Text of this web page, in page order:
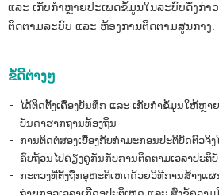
ແລະ ເກັບກໍາຫຼາຍປະເພດຂໍ້ມູນໃນລະບົບດັ່ງກ່າ
ຕິດຕາມລະບົບ ແລະ ຫ້ອງການຕິດຕາມສູນກາງ.
ຂໍ້ດີຕ່າງໆ
ໄດ້ຕິດຕັ້ງເຄື່ອງບັນທຶກ ແລະ ເກັບກໍາຂໍ້ມູນໃຫ້ຫຼ
ບັນດາຮາກຖານທ້ອງຖິ່ນ
ການຕິດຕໍ່ສອງເບື້ອງກັບກໍາມະກອນປະຕິບັດຕົວຈິ
ຄົບຖ້ວນໄປຄຽງຄູກັນກັບການຕິດຕາມເວລາປະຕິ
ກະຕວງທີ່ຕັ້ງຖືກອຸຫະຕິເຫດດ້ວຍວິທີການສ້າງແ
ຖ່າຍກອວເວລາເກີດອຸປະຕິເຫດ ແລະ ສົ່ງຂໍ້ຄວາ